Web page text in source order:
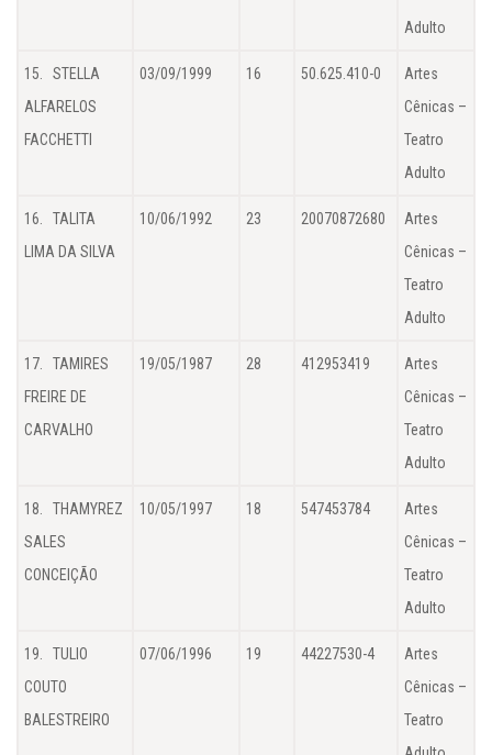
Adulto
15. STELLA
ALFARELOS
FACCHETTI
03/09/1999 16 50.625.410-0
Artes
Cênicas –
Teatro
Adulto
16. TALITA
LIMA DA SILVA
10/06/1992 23 20070872680
Artes
Cênicas –
Teatro
Adulto
17. TAMIRES
FREIRE DE
CARVALHO
19/05/1987 28 412953419
Artes
Cênicas –
Teatro
Adulto
18. THAMYREZ
SALES
CONCEIÇÃO
10/05/1997 18 547453784
Artes
Cênicas –
Teatro
Adulto
19. TULIO
COUTO
BALESTREIRO
07/06/1996 19 44227530-4
Artes
Cênicas –
Teatro